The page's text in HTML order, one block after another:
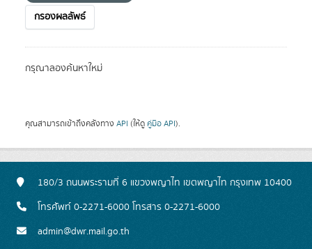
กรองผลลัพธ์
กรุณาลองค้นหาใหม่
คุณสามารถเข้าถึงคลังทาง API (ให้ดู คู่มือ API).
180/3 ถนนพระรามที่ 6 แขวงพญาไท เขตพญาไท กรุงเทพ 10400
โทรศัพท์ 0-2271-6000 โทรสาร 0-2271-6000
admin@dwr.mail.go.th